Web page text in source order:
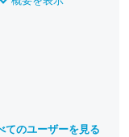
てのユーザーを見る